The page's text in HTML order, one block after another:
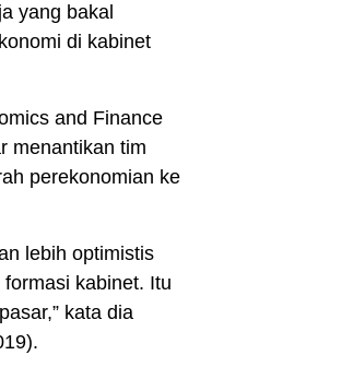
yang bakal
di kabinet
and Finance
menantikan tim
perekonomian ke
lebih optimistis
kabinet. Itu
kata dia